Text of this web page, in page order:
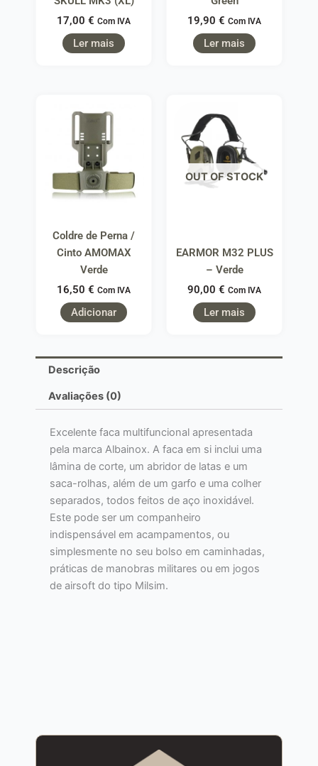
17,00 € Com IVA
Ler mais
19,90 € Com IVA
Ler mais
Coldre de Perna /
Cinto AMOMAX
Verde
16,50 € Com IVA
Adicionar
OUT OF STOCK
EARMOR M32 PLUS
– Verde
90,00 € Com IVA
Ler mais
Descrição
Avaliações (0)
Excelente faca multifuncional apresentada
pela marca Albainox. A faca em si inclui uma
lâmina de corte, um abridor de latas e um
saca-rolhas, além de um garfo e uma colher
separados, todos feitos de aço inoxidável.
Este pode ser um companheiro
indispensável em acampamentos, ou
simplesmente no seu bolso em caminhadas,
práticas de manobras militares ou em jogos
de airsoft do tipo Milsim.